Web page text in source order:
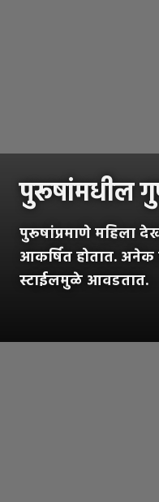
पुरूषांमधील
पुरूषांप्रमाणे महिला
आकर्षित होतात. अनेक
स्टाईलमुळे आवडतात.